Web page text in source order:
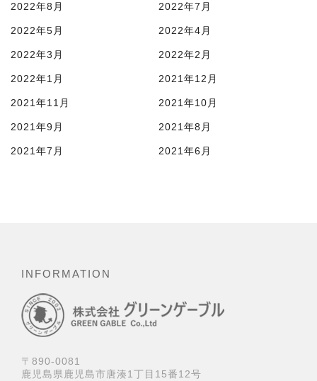
2022年8月 2022年7月
2022年5月 2022年4月
2022年3月 2022年2月
2022年1月 2021年12月
2021年11月 2021年10月
2021年9月 2021年8月
2021年7月 2021年6月
INFORMATION
〒890-0081
鹿児島県鹿児島市唐湊1丁目15番12号